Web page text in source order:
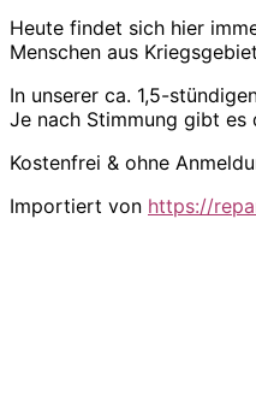
Heute findet sich hier
Menschen aus
In unserer ca. 1,5-
Je nach Stimmung gibt es
Kostenfrei & ohne
Importiert von https://